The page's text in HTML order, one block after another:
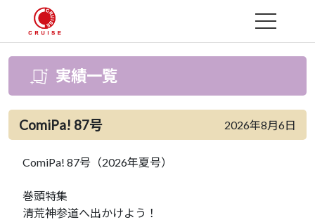
MENU
実績一覧
ComiPa! 87号 2026年8月6日
ComiPa! 87号（2026年夏号）
巻頭特集
清荒神参道へ出かけよう！